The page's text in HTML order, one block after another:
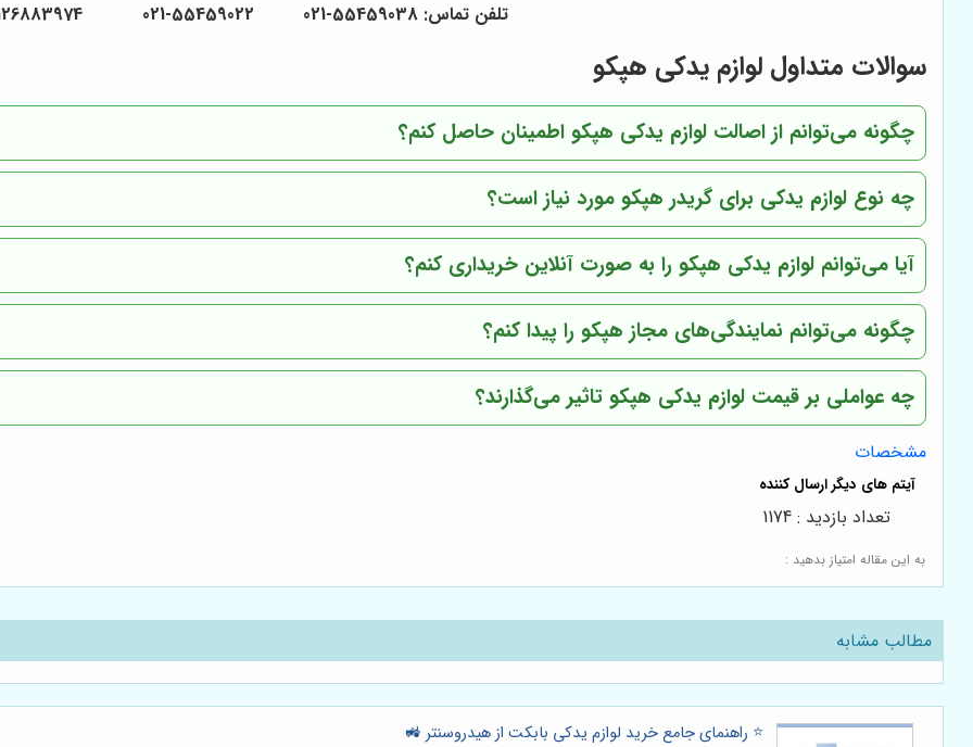
تلفن تماس: 55459038-021 55459022-021 09126883974
سوالات متداول لوازم یدکی هپکو
چگونه می‌توانم از اصالت لوازم یدکی هپکو اطمینان حاصل کنم؟
چه نوع لوازم یدکی برای گریدر هپکو مورد نیاز است؟
آیا می‌توانم لوازم یدکی هپکو را به صورت آنلاین خریداری کنم؟
چگونه می‌توانم نمایندگی‌های مجاز هپکو را پیدا کنم؟
چه عواملی بر قیمت لوازم یدکی هپکو تاثیر می‌گذارند؟
مشخصات
به این مقاله امتیاز بدهید :
تعداد بازدید : 1174
مطالب مشابه
⭐️ راهنمای جامع خرید لوازم یدکی بابکت از هیدروسنتر 🚜